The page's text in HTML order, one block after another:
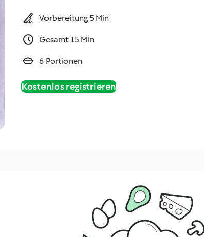
Vorbereitung 5 Min
Gesamt 15 Min
6 Portionen
Kostenlos registrieren